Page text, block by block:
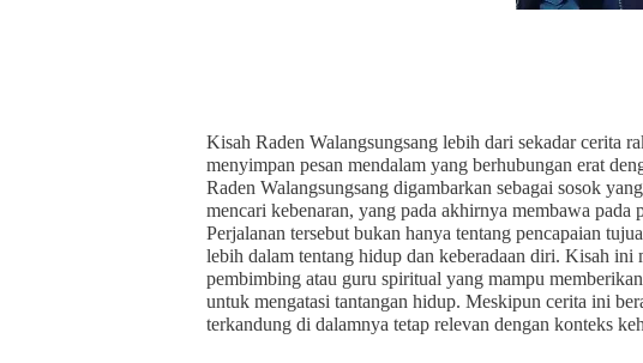
Kisah Raden Walangsungsang lebih dari sekadar cerita
menyimpan pesan mendalam yang berhubungan erat
Raden Walangsungsang digambarkan sebagai sosok
mencari kebenaran, yang pada akhirnya membawa pada
Perjalanan tersebut bukan hanya tentang pencapaian
lebih dalam tentang hidup dan keberadaan diri. Kisah
pembimbing atau guru spiritual yang mampu
untuk mengatasi tantangan hidup. Meskipun cerita ini
terkandung di dalamnya tetap relevan dengan konteks